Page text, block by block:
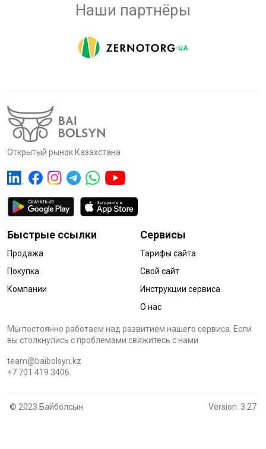
Наши партнёры
Открытый рынок Казахстана
Быстрые ссылки
Продажа
Покупка
Компании
Сервисы
Тарифы сайта
Свой сайт
Инструкции сервиса
О нас
Мы постоянно работаем над развитием нашего сервиса. Если
вы столкнулись с проблемами cвяжитесь с нами
team@baibolsyn.kz
+7 701 419 3406
© 2023 Байболсын Version: 3.27